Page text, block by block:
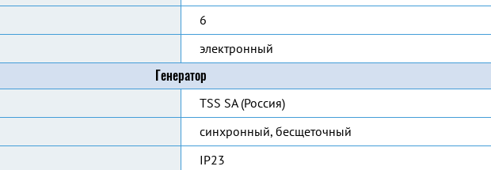
6
электронный
Генератор
TSS SA (Россия)
синхронный, бесщеточный
IP23